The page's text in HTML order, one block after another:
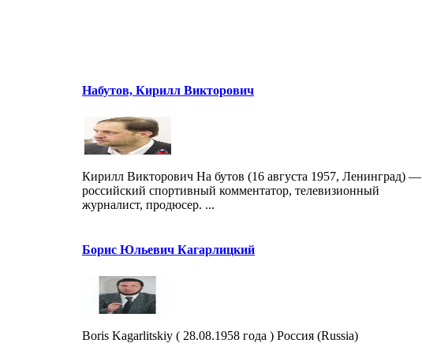
Набутов, Кирилл Викторович
Кирилл Викторович На бутов (16 августа 1957, Ленинград) —
российский спортивный комментатор, телевизионный
журналист, продюсер. ...
Борис Юльевич Кагарлицкий
Boris Kagarlitskiy ( 28.08.1958 года ) Россия (Russia)